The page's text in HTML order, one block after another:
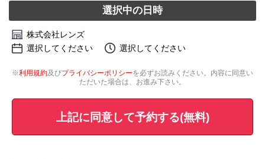
選択中の日時
株式会社レンズ
選択してください
選択してください
※利用規約及びプライバシーポリシーを必ずお読みください。内容に同意い
ただいた場合は、お進み下さい。
上記に同意して予約する(無料)